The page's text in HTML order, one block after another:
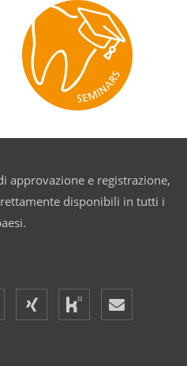
approvazione e registrazione,
disponibili in tutti i